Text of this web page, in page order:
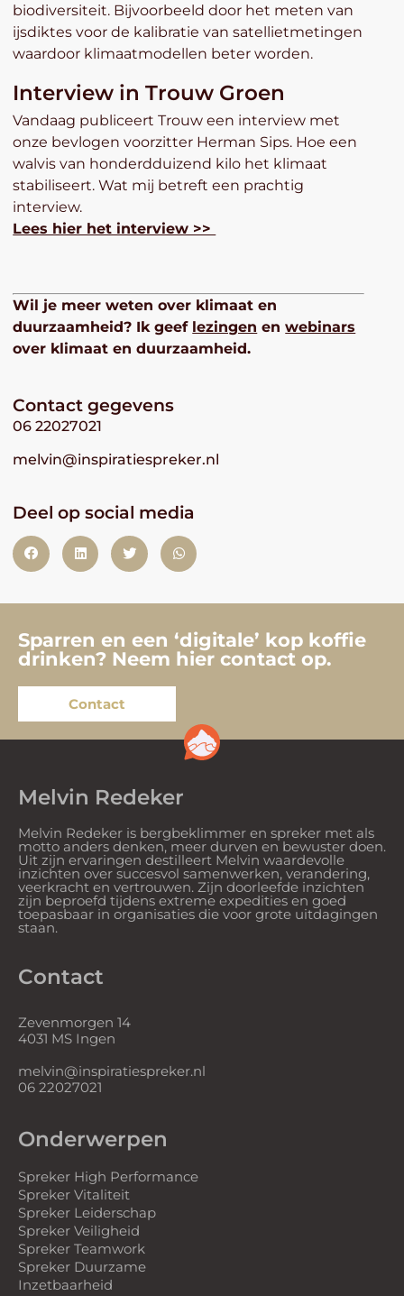
biodiversiteit. Bijvoorbeeld door het meten van
ijsdiktes voor de kalibratie van satellietmetingen
waardoor klimaatmodellen beter worden.
Interview in Trouw Groen
Vandaag publiceert Trouw een interview met
onze bevlogen voorzitter Herman Sips. Hoe een
walvis van honderdduizend kilo het klimaat
stabiliseert. Wat mij betreft een prachtig
interview.
Lees hier het interview >>
Wil je meer weten over klimaat en
duurzaamheid? Ik geef lezingen enwebinars
over klimaat en duurzaamheid.
Contact gegevens
06 22027021
melvin@inspiratiespreker.nl
Deel op social media
Sparren en een ‘digitale’ kop koffie
drinken? Neem hier contact op.
Contact
Melvin Redeker
Melvin Redeker is bergbeklimmer en spreker met als
motto anders denken, meer durven en bewuster doen.
Uit zijn ervaringen destilleert Melvin waardevolle
inzichten over succesvol samenwerken, verandering,
veerkracht en vertrouwen. Zijn doorleefde inzichten
zijn beproefd tijdens extreme expedities en goed
toepasbaar in organisaties die voor grote uitdagingen
staan.
Contact
Zevenmorgen 14
4031 MS Ingen
melvin@inspiratiespreker.nl
06 22027021
Onderwerpen
Spreker High Performance
Spreker Vitaliteit
Spreker Leiderschap
Spreker Veiligheid
Spreker Teamwork
Spreker Duurzame
Inzetbaarheid